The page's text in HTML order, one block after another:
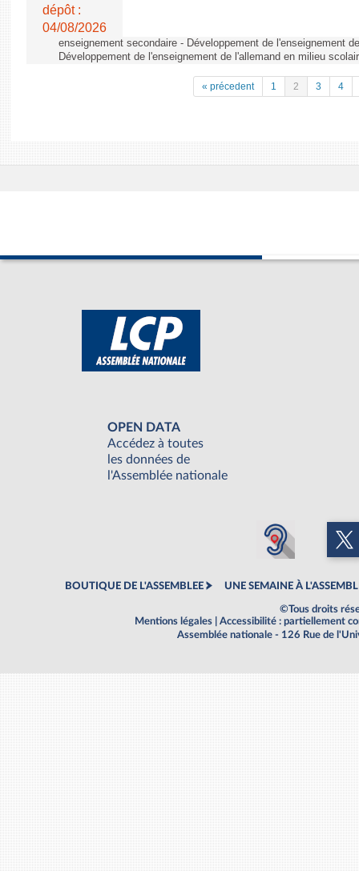
dépôt :
04/08/2026
enseignement secondaire - Développement de l'enseignement
Développement de l'enseignement de l'allemand en milieu
« précedent 1 2 3 4
OPEN DATA
Accédez à toutes
les données de
l'Assemblée nationale
BOUTIQUE DE L'ASSEMBLEE UNE SEMAINE À
©Tous droits
Mentions légales
Accessibilité : partiellement
Assemblée nationale - 126 Rue de